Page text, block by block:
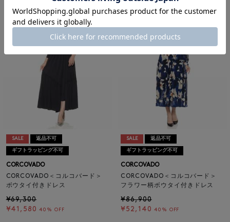
SALE 返品不可
ギフトラッピング不可
CORCOVADO
CORCOVADO＜コルコバード＞
ボウタイ付きドレス
¥69,300
¥41,580 40% OFF
SALE 返品不可
ギフトラッピング不可
CORCOVADO
CORCOVADO＜コルコバード＞
フラワー柄ボウタイ付きドレス
¥86,900
¥52,140 40% OFF